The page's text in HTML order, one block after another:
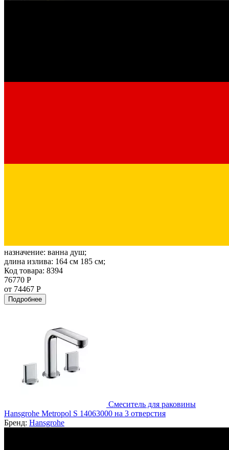
назначение: ванна душ;
длина излива: 164 см 185 см;
Код товара: 8394
76770 Р
от 74467 Р
Подробнее
Смеситель для раковины
Hansgrohe Metropol S 14063000 на 3 отверстия
Бренд: Hansgrohe